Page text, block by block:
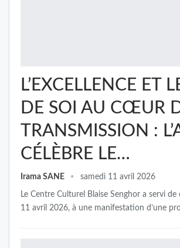
L’EXCELLENCE ET
DE SOI AU CŒUR
TRANSMISSION :
CÉLÈBRE LE…
Irama SANE samedi 11 avril 2026
Le Centre Culturel Blaise Senghor a servi de
11 avril 2026, à une manifestation d’une